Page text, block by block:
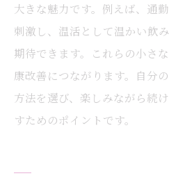
大きな魅力です。例えば、通
刺激し、温活として温かい飲
期待できます。これらの小さ
康改善につながります。自分
方法を選び、楽しみながら続
すためのポイントです。